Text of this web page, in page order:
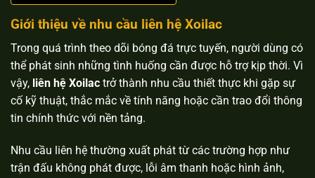
Giới thiệu về nhu cầu liên hệ Xoilac
Trong quá trình theo dõi bóng đá trực tuyến, người dùng có
thể phát sinh những tình huống cần được hỗ trợ kịp thời. Vì
vậy, liên hệ Xoilac trở thành nhu cầu thiết thực khi gặp sự
cố kỹ thuật, thắc mắc về tính năng hoặc cần trao đổi thông
tin chính thức với nền tảng.
Nhu cầu liên hệ thường xuất phát từ các trường hợp như
trận đấu không phát được, lỗi âm thanh hoặc hình ảnh,